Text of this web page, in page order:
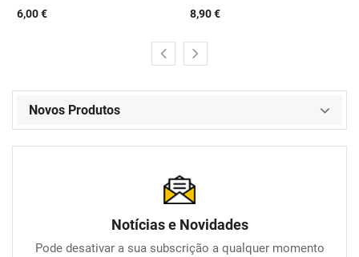
6,00 € 8,90 €
Novos Produtos
Notícias e Novidades
Pode desativar a sua subscrição a qualquer momento